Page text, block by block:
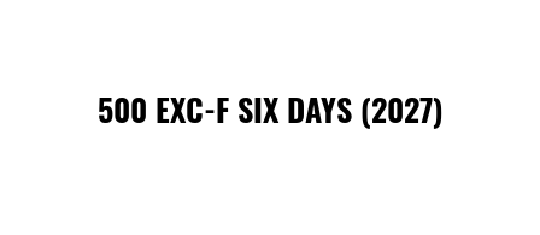
500 EXC-F SIX DAYS (2027)